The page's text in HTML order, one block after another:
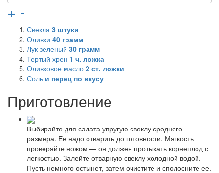
+ -
Свекла 3 штуки
Оливки 40 грамм
Лук зеленый 30 грамм
Тертый хрен 1 ч. ложка
Оливковое масло 2 ст. ложки
Соль и перец по вкусу
Приготовление
Выбирайте для салата упругую свеклу среднего
размера. Ее надо отварить до готовности. Мягкость
проверяйте ножом — он должен протыкать корнеплод с
легкостью. Залейте отварную свеклу холодной водой.
Пусть немного остынет, затем очистите и сполосните ее.